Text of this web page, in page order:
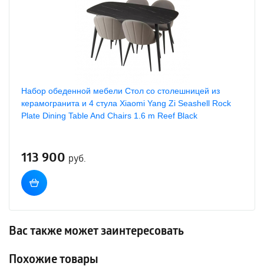
Набор обеденной мебели Стол со столешницей из
керамогранита и 4 стула Xiaomi Yang Zi Seashell Rock
Plate Dining Table And Chairs 1.6 m Reef Black
113 900 руб.
Вас также может заинтересовать
Похожие товары